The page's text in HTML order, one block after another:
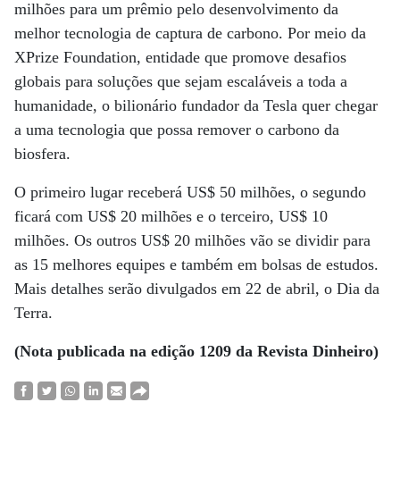
milhões para um prêmio pelo desenvolvimento da
melhor tecnologia de captura de carbono. Por meio da
XPrize Foundation, entidade que promove desafios
globais para soluções que sejam escaláveis a toda a
humanidade, o bilionário fundador da Tesla quer chegar
a uma tecnologia que possa remover o carbono da
biosfera.
O primeiro lugar receberá US$ 50 milhões, o segundo
ficará com US$ 20 milhões e o terceiro, US$ 10
milhões. Os outros US$ 20 milhões vão se dividir para
as 15 melhores equipes e também em bolsas de estudos.
Mais detalhes serão divulgados em 22 de abril, o Dia da
Terra.
(Nota publicada na edição 1209 da Revista Dinheiro)